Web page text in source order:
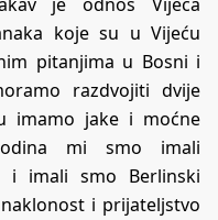
je odnos Vijeća
koje su u Vijeću
pitanjima u Bosni i
razdvojiti dvije
imamo jake i moćne
mi smo imali
i imali smo Berlinski
i prijateljstvo